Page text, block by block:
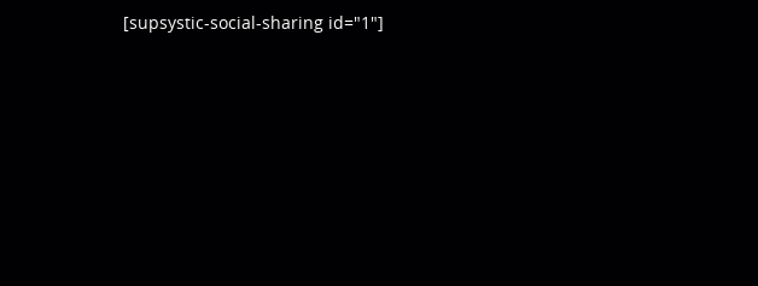
[supsystic-social-sharing id="1"]